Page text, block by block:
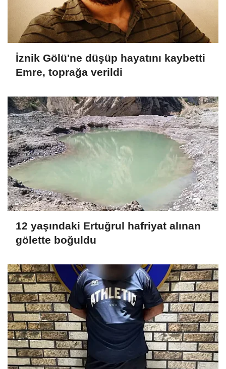
İznik Gölü'ne düşüp hayatını kaybetti
Emre, toprağa verildi
12 yaşındaki Ertuğrul hafriyat alınan
gölette boğuldu